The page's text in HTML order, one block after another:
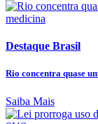
Destaque Brasil
Rio concentra quase
Saiba Mais